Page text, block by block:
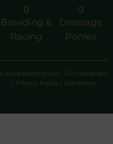
g
Breeding &
Racing
g
Dressage
Ponies
Cookie preferences | EU cookie law
| Privacy Policy | Site notice